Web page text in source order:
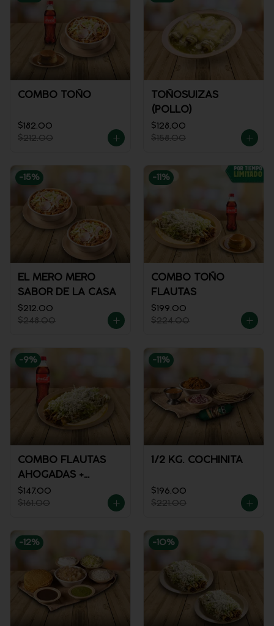
COMBO TOÑO
$182.00
$212.00
TOÑOSUIZAS
(POLLO)
$128.00
$158.00
-15%
EL MERO MERO
SABOR DE LA CASA
$212.00
$248.00
-11 %
COMBO TOÑO
FLAUTAS
$199.00
$224.00
-9%
COMBO FLAUTAS
AHOGADAS +
REFRESCO
$147.00
$161.00
-11 %
1/2 KG. COCHINITA
$196.00
$221.00
-12% -10%